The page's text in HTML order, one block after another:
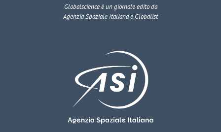
Globalscienceè un giornale edito da
Agenzia Spaziale Italiana e Globalist